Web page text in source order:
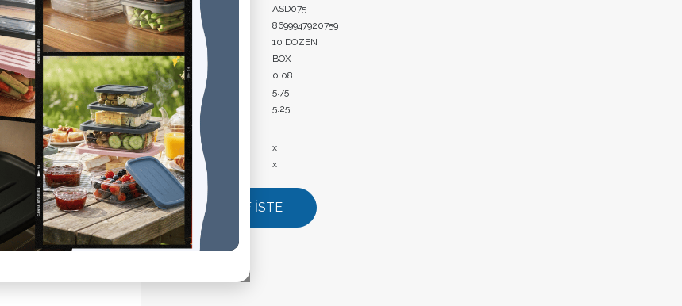
Ürün Kodu:
ASD075
Barkod:
8699947920759
Koli İçi Adet:
10 DOZEN
Paket Tipi:
BOX
Koli Hacim:
0.08
Koli Brüt Ağırlık:
5.75
Koli Net Ağırlık:
5.25
Ürün Ölçüleri:
x
Ürün Ağırlık:
x
TEKLİF İSTE